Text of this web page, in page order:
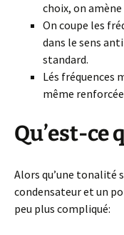
choix, on
On coupe les
dans le sens
standard.
Lés fréquences
même
Qu’est-ce
Alors qu’une tonalité
condensateur et un
peu plus compliqué: